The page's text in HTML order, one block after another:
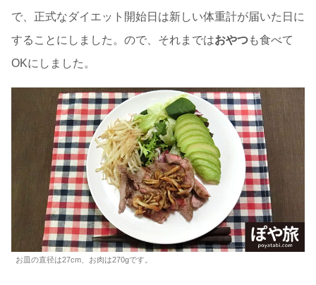
で、正式なダイエット開始日は新しい体重計が届いた日に
することにしました。ので、それまではおやつも食べて
OKにしました。
お皿の直径は27cm、お肉は270gです。